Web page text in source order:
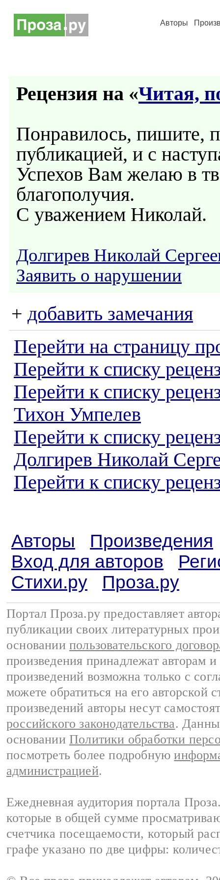
Авторы
Рецензия на «Читая,
Понравилось, пишите,
публикацией, и с
Успехов Вам желаю в
благополучия.
С уважением Николай.
Долгирев Николай
Заявить о нарушении
+ добавить замечания
Перейти на страницу
Перейти к списку
Перейти к списку
Тихон Умпелев
Перейти к списку
Долгирев Николай
Перейти к списку
Авторы
Произведения
Вход для авторов
Стихи.ру
Проза.ру
Портал Проза.ру предоставляет
публикации своих литературных
основании пользовательского
произведения принадлежат авторам
произведений возможна только с
можете обратиться на его авторской
произведений авторы несут
российского законодательства.
основании Политики обработки
посмотреть более подробную
администрацией.
Ежедневная аудитория портала
которые в общей сумме
счетчика посещаемости, который
графе указано по две цифры: